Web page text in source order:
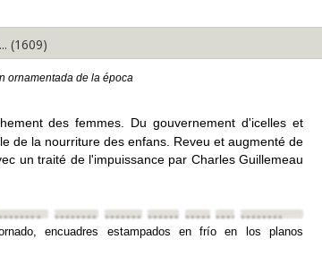
(1609)
ornamentada de la época
des femmes. Du gouvernement d'icelles et
de la nourriture des enfans. Reveu et augmenté de
un traité de l'impuissance par Charles Guillemeau
•••••••• •••••••• ••••••••••••••••••••••••••••••••
encuadres estampados en frío en los planos